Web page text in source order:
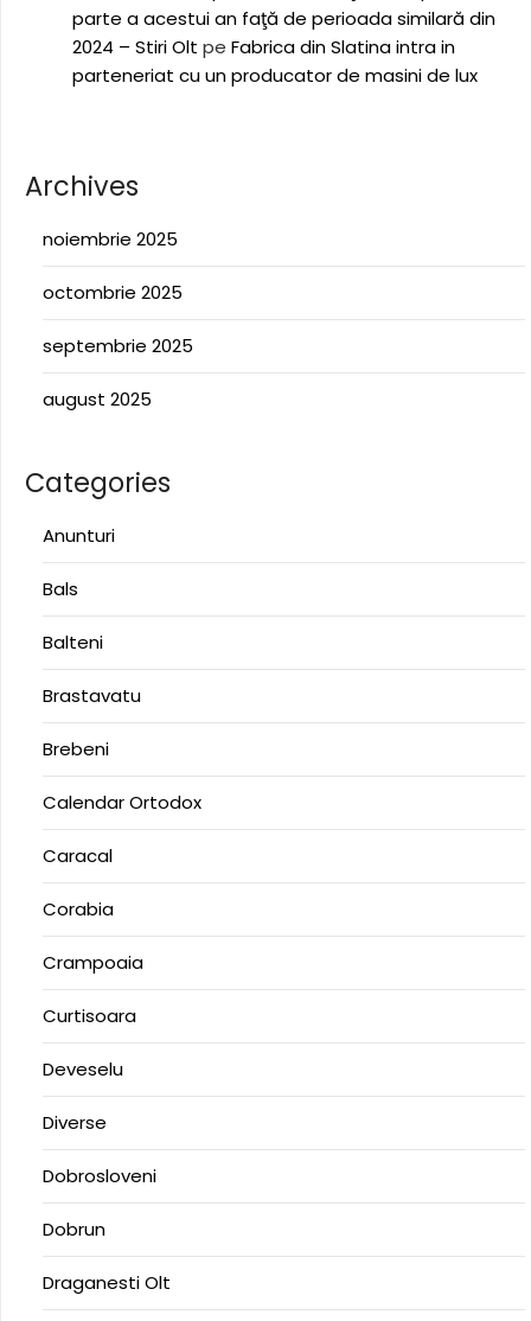
parte a acestui an faţă de perioada similară din
2024 – Stiri Olt pe Fabrica din Slatina intra in
parteneriat cu un producator de masini de lux
Archives
noiembrie 2025
octombrie 2025
septembrie 2025
august 2025
Categories
Anunturi
Bals
Balteni
Brastavatu
Brebeni
Calendar Ortodox
Caracal
Corabia
Crampoaia
Curtisoara
Deveselu
Diverse
Dobrosloveni
Dobrun
Draganesti Olt